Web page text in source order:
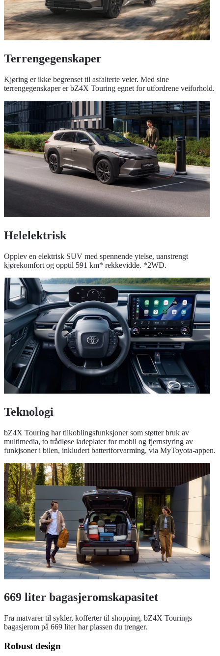
Terrengegenskaper
Kjøring er ikke begrenset til asfalterte veier. Med sine
terrengegenskaper er bZ4X Touring egnet for utfordrene veiforhold.
Helelektrisk
Opplev en elektrisk SUV med spennende ytelse, uanstrengt
kjørekomfort og opptil 591 km* rekkevidde. *2WD.
Teknologi
bZ4X Touring har tilkoblingsfunksjoner som støtter bruk av
multimedia, to trådløse ladeplater for mobil og fjernstyring av
funkjsoner i bilen, inkludert batteriforvarming, via MyToyota-appen.
669 liter bagasjeromskapasitet
Fra matvarer til sykler, kofferter til shopping, bZ4X Tourings
bagasjerom på 669 liter har plassen du trenger.
Robust design